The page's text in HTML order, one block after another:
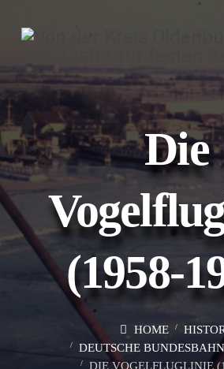
Die
(1958-
HOME
DEUTSCHE
DIE VOGELFLUGLINIE